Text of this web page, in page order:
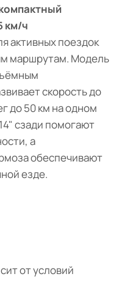
км/ч
активных поездок
маршрутам. Модель
скорость до
до 50 км на одном
сзади помогают
а
обеспечивают
езде.
от условий